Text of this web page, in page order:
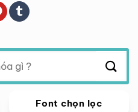
Font chọn lọc